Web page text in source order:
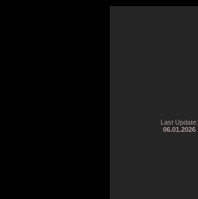
Last Update:
06.01.2026